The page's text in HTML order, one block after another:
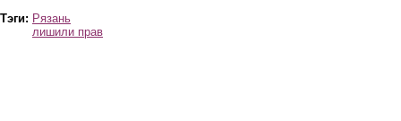
Тэги: Рязань
лишили прав